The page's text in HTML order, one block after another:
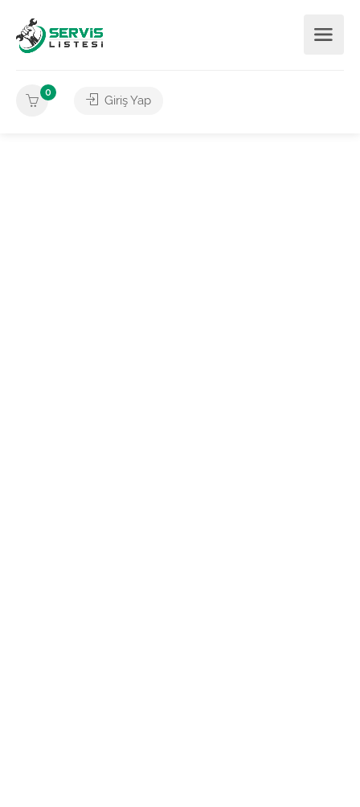
0
Giriş Yap